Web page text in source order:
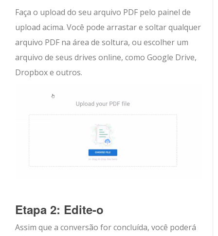
Faça o upload do seu arquivo PDF pelo painel de
upload acima. Você pode arrastar e soltar qualquer
arquivo PDF na área de soltura, ou escolher um
arquivo de seus drives online, como Google Drive,
Dropbox e outros.
Etapa 2: Edite-o
Assim que a conversão for concluída, você poderá